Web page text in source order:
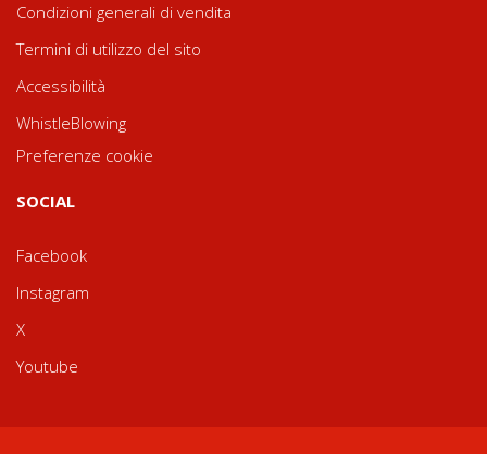
Condizioni generali di vendita
Termini di utilizzo del sito
Accessibilità
WhistleBlowing
Preferenze cookie
SOCIAL
Facebook
Instagram
X
Youtube